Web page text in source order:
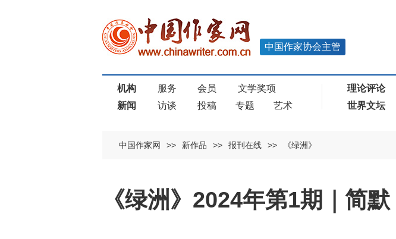
中国作家协会主管
机构 服务 会员
文学奖项
新闻
访谈 投稿 专题 艺术
理论评论
世界文坛
中国作家网 >> 新作品 >> 报刊在线 >> 《绿洲》
《绿洲》2024年第1期｜简